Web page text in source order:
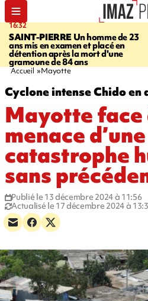
16:32
SAINT-PIERREUn homme de 23
ans mis en examen et placé en
détention après la mort d'une
gramoune de 84 ans
Accueil Mayotte
Cyclone intense Chido en
Mayotte face
menace d’une
catastrophe
sans
Publié le 13 décembre 2024 à 11:56
Actualisé le 17 décembre 2024 à